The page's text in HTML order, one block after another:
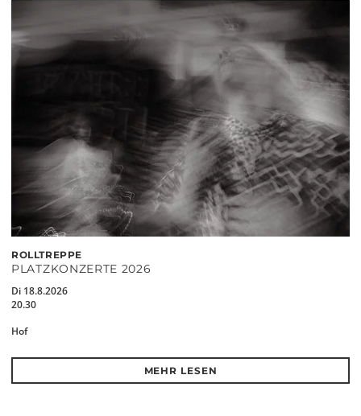
ROLLTREPPE
PLATZKONZERTE 2026
Di 18.8.2026
20.30
Hof
MEHR LESEN